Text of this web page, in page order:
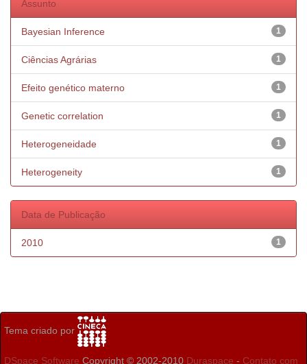
Assunto
1
Bayesian Inference
1
Ciências Agrárias
1
Efeito genético materno
1
Genetic correlation
1
Heterogeneidade
1
Heterogeneity
Data de Publicação
1
2010
Tema criado por
DSpace Software Copyright © 2002-2010 Duraspace - Contato com